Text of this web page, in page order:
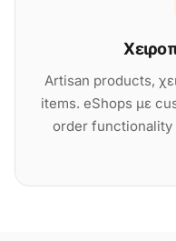
Artisan products,
items. eShops με
order functionality